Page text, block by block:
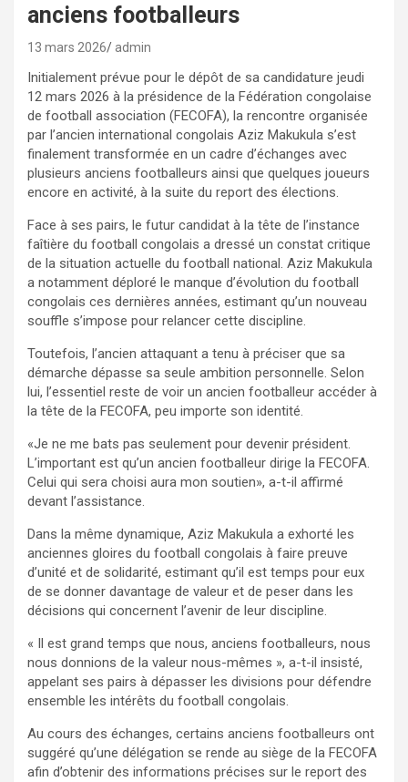
anciens footballeurs
13 mars 2026 admin
Initialement prévue pour le dépôt de sa candidature jeudi
12 mars 2026 à la présidence de la Fédération congolaise
de football association (FECOFA), la rencontre organisée
par l’ancien international congolais Aziz Makukula s’est
finalement transformée en un cadre d’échanges avec
plusieurs anciens footballeurs ainsi que quelques joueurs
encore en activité, à la suite du report des élections.
Face à ses pairs, le futur candidat à la tête de l’instance
faîtière du football congolais a dressé un constat critique
de la situation actuelle du football national. Aziz Makukula
a notamment déploré le manque d’évolution du football
congolais ces dernières années, estimant qu’un nouveau
souffle s’impose pour relancer cette discipline.
Toutefois, l’ancien attaquant a tenu à préciser que sa
démarche dépasse sa seule ambition personnelle. Selon
lui, l’essentiel reste de voir un ancien footballeur accéder à
la tête de la FECOFA, peu importe son identité.
«Je ne me bats pas seulement pour devenir président.
L’important est qu’un ancien footballeur dirige la FECOFA.
Celui qui sera choisi aura mon soutien», a-t-il affirmé
devant l’assistance.
Dans la même dynamique, Aziz Makukula a exhorté les
anciennes gloires du football congolais à faire preuve
d’unité et de solidarité, estimant qu’il est temps pour eux
de se donner davantage de valeur et de peser dans les
décisions qui concernent l’avenir de leur discipline.
« Il est grand temps que nous, anciens footballeurs, nous
nous donnions de la valeur nous-mêmes », a-t-il insisté,
appelant ses pairs à dépasser les divisions pour défendre
ensemble les intérêts du football congolais.
Au cours des échanges, certains anciens footballeurs ont
suggéré qu’une délégation se rende au siège de la FECOFA
afin d’obtenir des informations précises sur le report des